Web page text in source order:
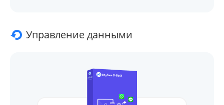
Управление данными